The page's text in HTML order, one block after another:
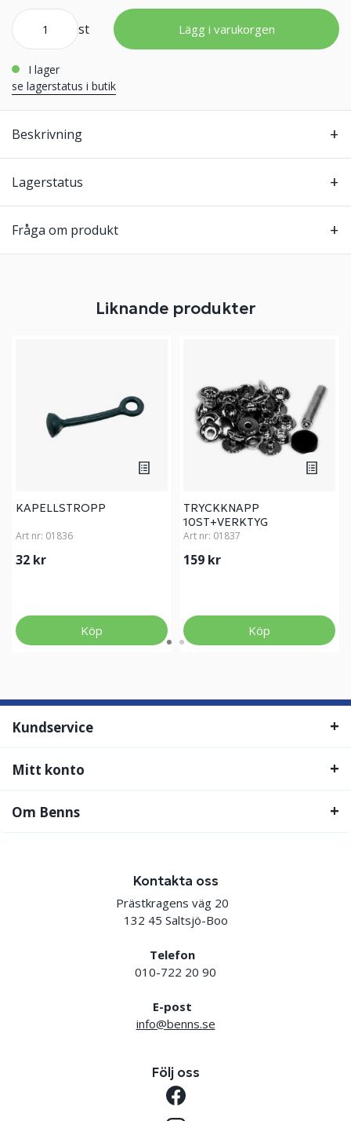
st Lägg i varukorgen
i lager
se lagerstatus i butik
Beskrivning
Lagerstatus
Fråga om produkt
Liknande produkter
KAPELLSTROPP
Art nr: 01836
32 kr
Köp
TRYCKKNAPP
10ST+VERKTYG
Art nr: 01837
159 kr
Köp
Kundservice
Mitt konto
Om Benns
Kontakta oss
Prästkragens väg 20
132 45 Saltsjö-Boo
Telefon
010-722 20 90
E-post
info@benns.se
Följ oss